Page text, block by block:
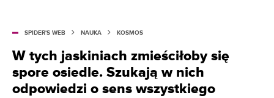
SPIDER'S WEB NAUKA KOSMOS
W tych jaskiniach zmieściłoby się
spore osiedle. Szukają w nich
odpowiedzi o sens wszystkiego